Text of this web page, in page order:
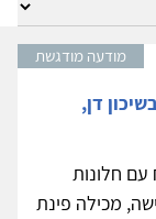
מודעה מודגשת
דן,
עם חלונות
מכילה פינת